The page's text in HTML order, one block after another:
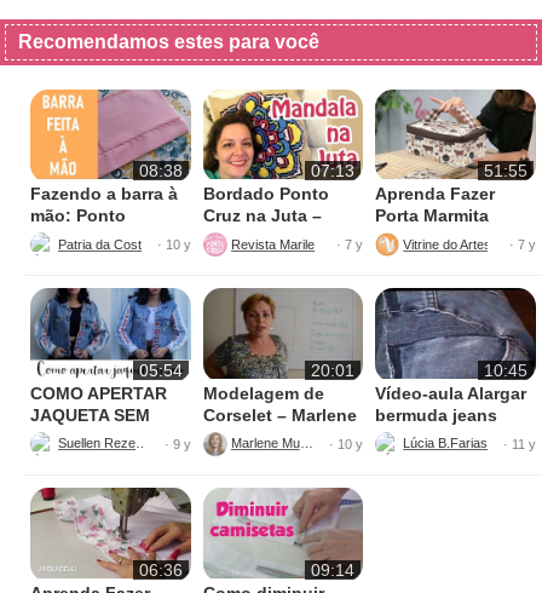
Recomendamos estes para você
08:38
Fazendo a barra à
mão: Ponto
escondido
· 10 y
07:13
Bordado Ponto
Cruz na Juta –
Fácil de Fazer
Revista Marileny Ponto Cruz
· 7 y
51:55
Aprenda Fazer
Porta Marmita
Térmica
Vitrine do Artesanato
· 7 y
05:54
COMO APERTAR
JAQUETA SEM
MÁQUINA
Suellen Rezende · 9 y
20:01
Modelagem de
Corselet – Marlene
Mukai
Marlene Mukai · 10 y
10:45
Vídeo-aula Alargar
bermuda jeans
parte 1
· 11 y
06:36
09:14